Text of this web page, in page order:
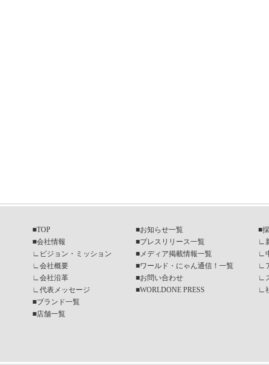
■TOP
■会社情報
∟ ビジョン・ミッション
∟会社概要
∟会社沿革
∟代表メッセージ
■ブランド一覧
■店舗一覧
■お知らせ一覧
■プレスリリース一覧
■メディア掲載情報一覧
■ワールド・にゃん通信！一覧
■お問い合わせ
■WORLDONE PRESS
■
∟
∟
∟
∟
∟